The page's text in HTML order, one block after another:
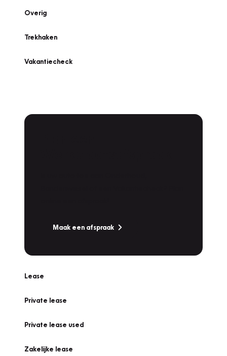
Overig
Trekhaken
Vakantiecheck
Maak een afspraak
Lease
Private lease
Private lease used
Zakelijke lease